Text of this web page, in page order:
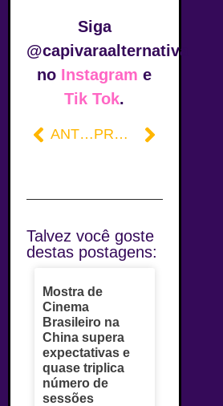
Siga
@capivaraalternativa
no Instagram e
Tik Tok.
ANTERIOR PRÓXIMO
Talvez você goste
destas postagens:
Mostra de
Cinema
Brasileiro na
China supera
expectativas e
quase triplica
número de
sessões